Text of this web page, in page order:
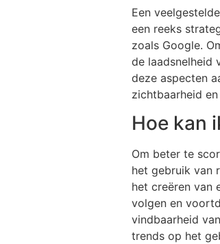
Een
een reeks
zoals Google.
de laadsnelheid
deze aspecten
zichtbaarheid
Hoe kan
Om beter te
het gebruik van
het creëren van
volgen en
vindbaarheid
trends op het